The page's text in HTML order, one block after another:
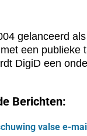
gelanceerd
een publieke
DigiD een
Berichten:
valse e-